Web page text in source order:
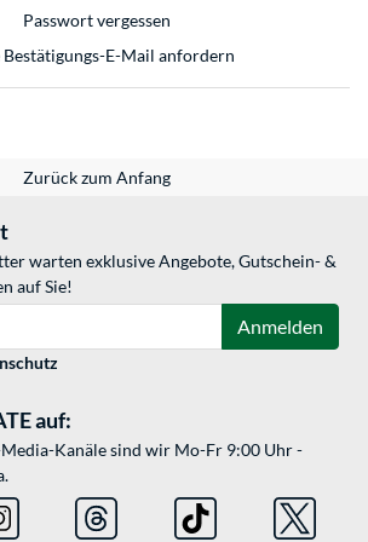
Passwort vergessen
Bestätigungs-E-Mail anfordern
Zurück zum Anfang
warten exklusive Angebote, Gutschein- &
auf Sie!
Anmelden
auf:
Kanäle sind wir Mo-Fr 9:00 Uhr -